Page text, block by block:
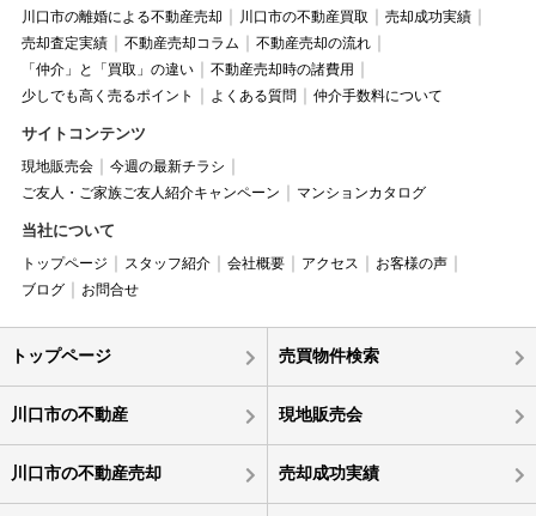
川口市の離婚による不動産売却
川口市の不動産買取
売却成功実績
売却査定実績
不動産売却コラム
不動産売却の流れ
「仲介」と「買取」の違い
不動産売却時の諸費用
少しでも高く売るポイント
よくある質問 仲介手数料について
サイトコンテンツ
現地販売会
今週の最新チラシ
ご友人・ご家族ご友人紹介キャンペーン
マンションカタログ
当社について
トップページ スタッフ紹介 会社概要 アクセス
お客様の声
ブログ
お問合せ
トップページ 売買物件検索
川口市の不動産 現地販売会
川口市の不動産売却 売却成功実績